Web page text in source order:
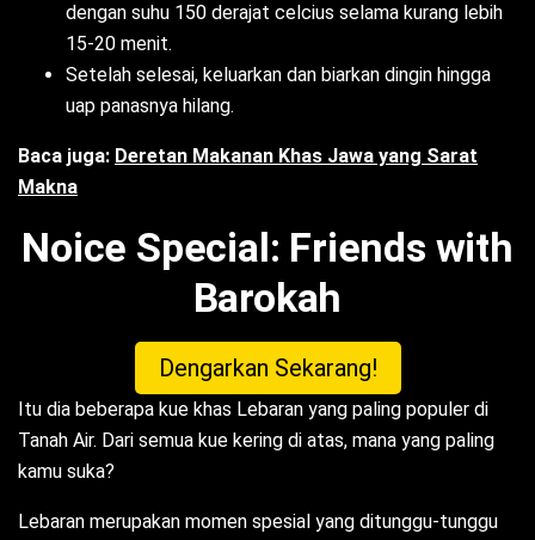
dengan suhu 150 derajat celcius selama kurang lebih
15-20 menit.
Setelah selesai, keluarkan dan biarkan dingin hingga
uap panasnya hilang.
Baca juga: Deretan Makanan Khas Jawa yang Sarat
Makna
Noice Special: Friends with
Barokah
Dengarkan Sekarang!
Itu dia beberapa kue khas Lebaran yang paling populer di
Tanah Air. Dari semua kue kering di atas, mana yang paling
kamu suka?
Lebaran merupakan momen spesial yang ditunggu-tunggu